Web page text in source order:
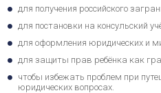
для получения российского
для постановки на консульский
для оформления юридических и
для защиты прав ребёнка как
чтобы избежать проблем при
юридических вопросах.